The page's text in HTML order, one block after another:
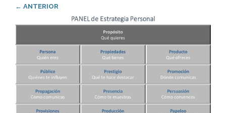
← ANTERIOR